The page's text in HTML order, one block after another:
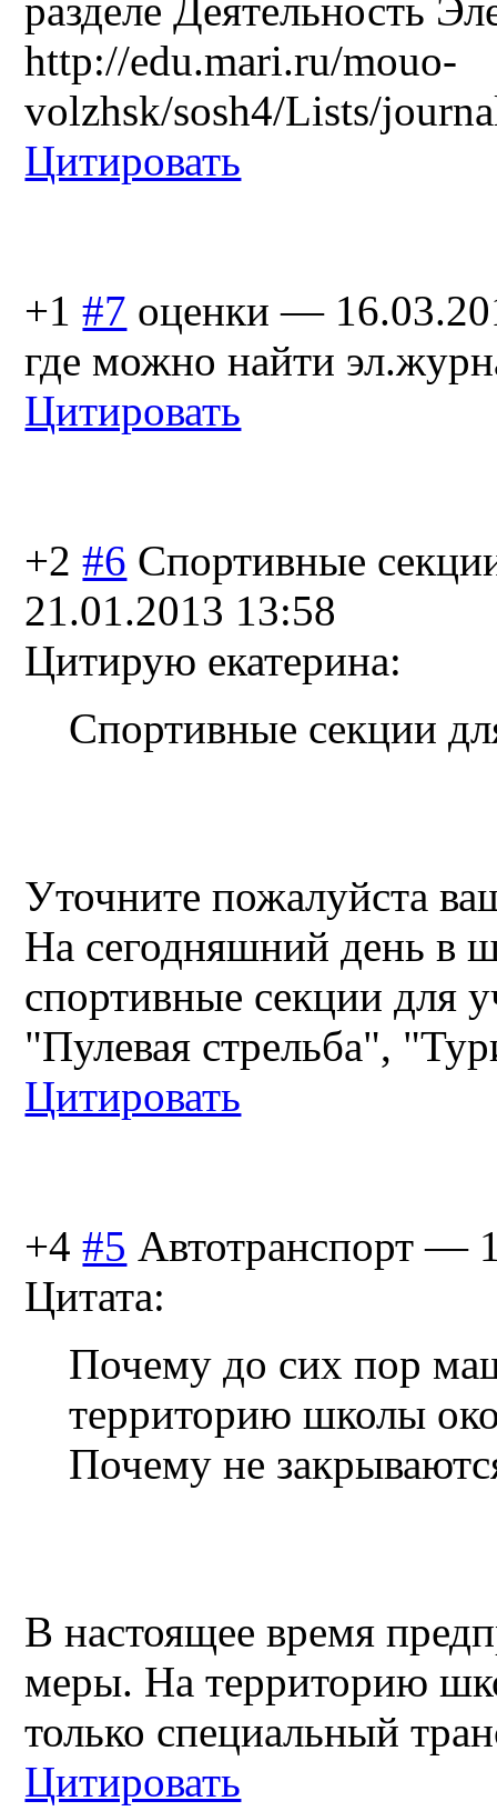
разделе Деятельность
http://edu.mari.ru/mouo-
volzhsk/sosh4/Lists/
Цитировать
+1 #7 оценки —
где можно найти
Цитировать
+2 #6 Спортивные
21.01.2013 13:58
Цитирую екатерина:
Спортивные секции
Уточните пожалуйста
На сегодняшний день в
спортивные секции для
"Пулевая стрельба",
Цитировать
+4 #5 Автотранспорт —
Цитата:
Почему до сих пор
территорию школы
Почему не
В настоящее время
меры. На территорию
только специальный
Цитировать